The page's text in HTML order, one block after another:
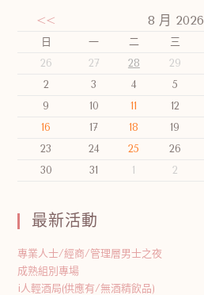
<< 8 月 2026
日 一 二 三
26
27 28 29
2
3 4 5
9
10 11 12
16
17 18 19
23
24 25 26
30
31 1 2
最新活動
專業人士/經商/管理層男士之夜
成熟組別專場
i人輕酒局(供應有/無酒精飲品)